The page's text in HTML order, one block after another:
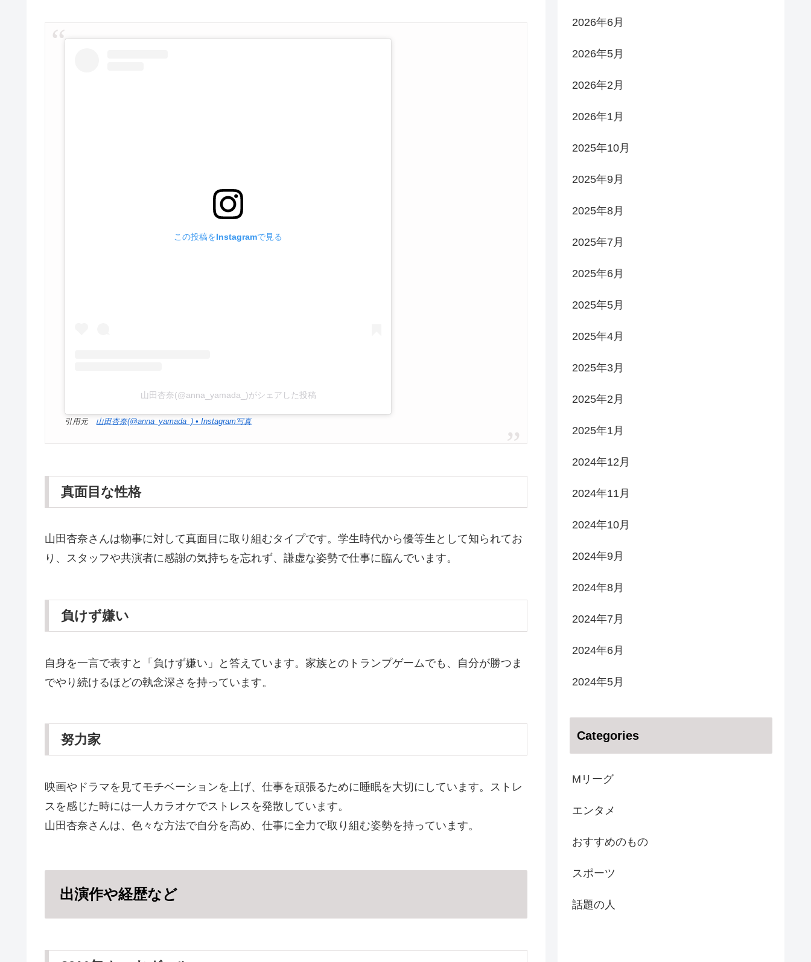
この投稿をInstagramで見る
山田杏奈(@anna_yamada_)がシェアした投稿
引用元 山田杏奈(@anna_yamada_) • Instagram写真
真面目な性格
山田杏奈さんは物事に対して真面目に取り組むタイプです。学生時代から優等生として知られてお
り、スタッフや共演者に感謝の気持ちを忘れず、謙虚な姿勢で仕事に臨んでいます。
負けず嫌い
自身を一言で表すと「負けず嫌い」と答えています。家族とのトランプゲームでも、自分が勝つま
でやり続けるほどの執念深さを持っています。
努力家
映画やドラマを見てモチベーションを上げ、仕事を頑張るために睡眠を大切にしています。ストレ
スを感じた時には一人カラオケでストレスを発散しています。
山田杏奈さんは、色々な方法で自分を高め、仕事に全力で取り組む姿勢を持っています。
出演作や経歴など
2026年6月
2026年5月
2026年2月
2026年1月
2025年10月
2025年9月
2025年8月
2025年7月
2025年6月
2025年5月
2025年4月
2025年3月
2025年2月
2025年1月
2024年12月
2024年11月
2024年10月
2024年9月
2024年8月
2024年7月
2024年6月
2024年5月
Categories
Mリーグ
エンタメ
おすすめのもの
スポーツ
話題の人